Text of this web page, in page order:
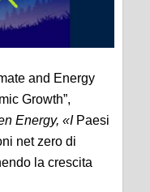
and Energy
Growth”,
Energy, «IPaesi
net zero di
la crescita